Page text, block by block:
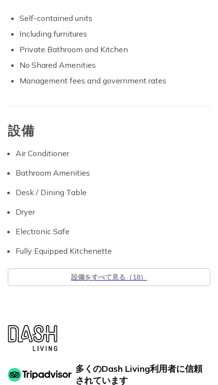
Self-contained units
Including furnitures
Private Bathroom and Kitchen
No Shared Amenities
Management fees and government rates
設備
Air Conditioner
Bathroom Amenities
Desk / Dining Table
Dryer
Electronic Safe
Fully Equipped Kitchenette
設備をすべて見る（18）
多くのDash Living利用者に信頼
されています